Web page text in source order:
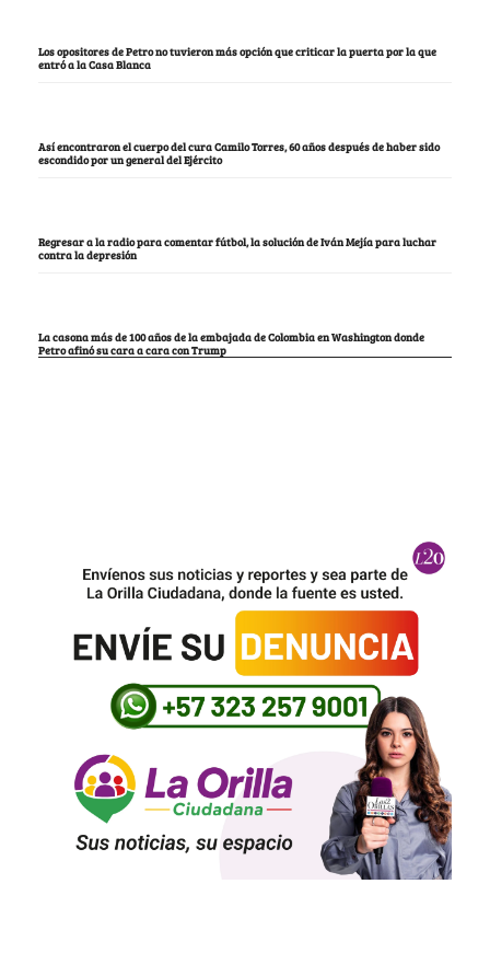
Los opositores de Petro no tuvieron más opción que criticar la puerta por la que
entró a la Casa Blanca
Así encontraron el cuerpo del cura Camilo Torres, 60 años después de haber sido
escondido por un general del Ejército
Regresar a la radio para comentar fútbol, la solución de Iván Mejía para luchar
contra la depresión
La casona más de 100 años de la embajada de Colombia en Washington donde
Petro afinó su cara a cara con Trump